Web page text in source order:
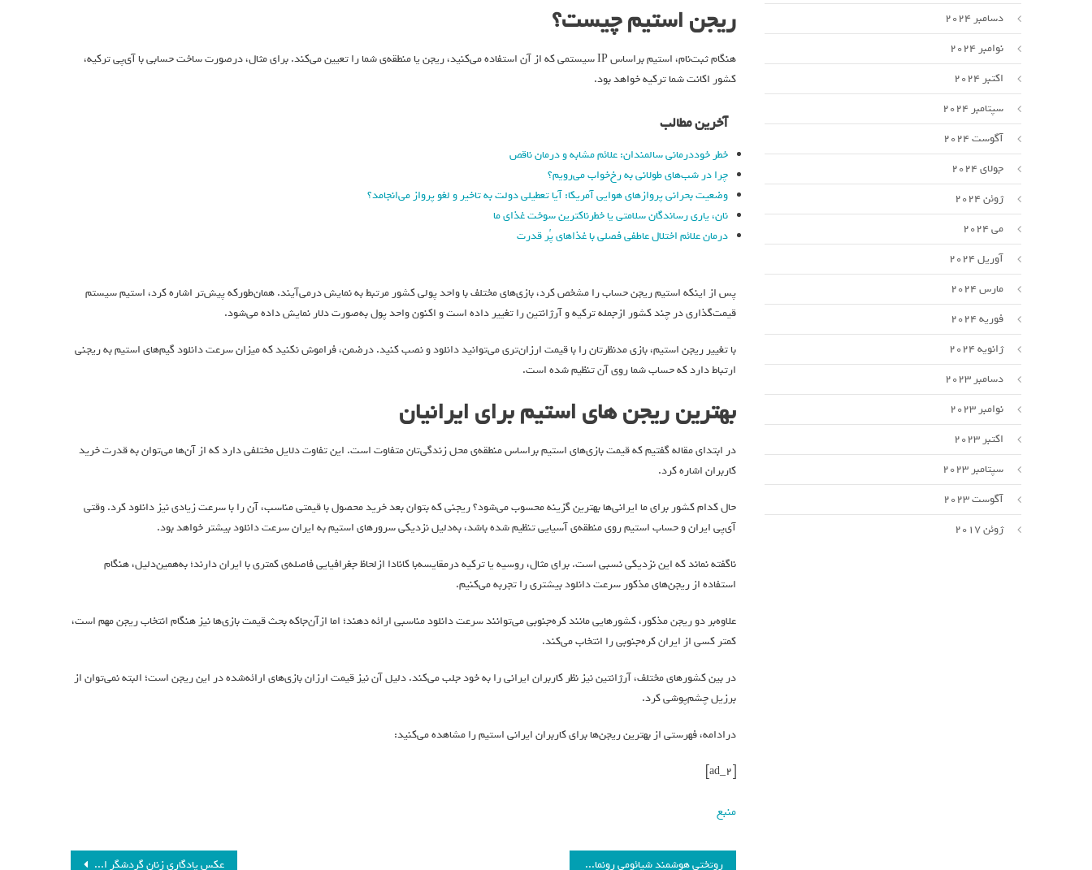
ریجن استیم چیست؟
هنگام ثبت‌نام، استیم براساس IP سیستمی که از آن استفاده می‌کنید، ریجن یا منطقه‌ی شما را تعیین می‌کند. برای مثال، در‌صورت ساخت حسابی با آی‌پی ترکیه،
کشور اکانت شما ترکیه خواهد بود.
آخرین مطالب
خطر خوددرمانی سالمندان: علائم مشابه و درمان ناقص
چرا در شب‌های طولانی به رخ‌خواب می‌رویم؟
وضعیت بحرانی پروازهای هوایی آمریکا: آیا تعطیلی دولت به تاخیر و لغو پرواز می‌انجامد؟
نان، یاری رساندگان سلامتی یا خطرناکترین سوخت غذای ما
درمان علائم اختلال عاطفی فصلی با غذاهای پُر قدرت
پس از اینکه استیم ریجن حساب را مشخص کرد، بازی‌های مختلف با واحد پولی کشور مرتبط به نمایش در‌می‌آیند. همان‌طور‌که پیش‌تر اشاره کرد، استیم سیستم
قیمت‌گذاری در چند کشور از‌جمله ترکیه و آرژانتین را تغییر داده است و اکنون واحد پول به‌صورت دلار نمایش داده می‌شود.
با تغییر ریجن استیم، بازی مدنظرتان را با قیمت ارزان‌تری می‌توانید دانلود و نصب کنید. درضمن، فراموش نکنید که میزان سرعت دانلود گیم‌های استیم به ریجنی
ارتباط دارد که حساب شما روی آن تنظیم شده است.
بهترین ریجن های استیم برای ایرانیان
در ابتدای مقاله گفتیم که قیمت بازی‌های استیم براساس منطقه‌ی محل زندگی‌تان متفاوت است. این تفاوت دلایل مختلفی دارد که از آن‌ها می‌توان به قدرت خرید
کاربران اشاره کرد.
حال کدام کشور برای ما ایرانی‌ها بهترین گزینه محسوب می‌شود؟ ریجنی که بتوان بعد خرید محصول با قیمتی مناسب، آن را با سرعت زیادی نیز دانلود کرد. وقتی
آی‌پی ایران و حساب استیم روی منطقه‌ی آسیایی تنظیم شده باشد، به‌دلیل نزدیکی سرورهای استیم به ایران سرعت دانلود بیشتر خواهد بود.
ناگفته نماند که این نزدیکی نسبی است. برای مثال، روسیه یا ترکیه درمقایسه‌با کانادا ازلحاظ جغرافیایی فاصله‌ی کمتری با ایران دارند؛ به‌همین‌دلیل، هنگام
استفاده از ریجن‌های مذکور سرعت دانلود بیشتری را تجربه می‌کنیم.
علاوه‌بر دو ریجن مذکور، کشورهایی مانند کره‌جنوبی می‌توانند سرعت دانلود مناسبی ارائه دهند؛ اما از‌آن‌جا‌که بحث قیمت بازی‌ها نیز هنگام انتخاب ریجن مهم است،
کمتر کسی از ایران کره‌جنوبی را انتخاب می‌کند.
در بین کشورهای مختلف، آرژانتین نیز نظر کاربران ایرانی را به خود جلب می‌کند. دلیل آن نیز قیمت ارزان بازی‌های ارائه‌شده در این ریجن است؛ البته نمی‌توان از
برزیل چشم‌پوشی کرد.
در‌ادامه، فهرستی از بهترین ریجن‌ها برای کاربران ایرانی استیم را مشاهده می‌کنید:
[ad_2]
منبع
عکس یادگاری زنان گردشگر اروپایی در ایران+عکس روتختی هوشمند شیائومی رونمایی شد؛ در شب‌های سرد پاییز، گرم بخوابید
دسامبر 2024
نوامبر 2024
اکتبر 2024
سپتامبر 2024
آگوست 2024
جولای 2024
ژوئن 2024
می 2024
آوریل 2024
مارس 2024
فوریه 2024
ژانویه 2024
دسامبر 2023
نوامبر 2023
اکتبر 2023
سپتامبر 2023
آگوست 2023
ژوئن 2017